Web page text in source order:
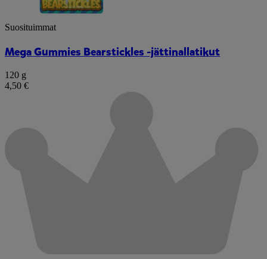
Suosituimmat
Mega Gummies Bearstickles -jättinallatikut
120 g
4,50 €